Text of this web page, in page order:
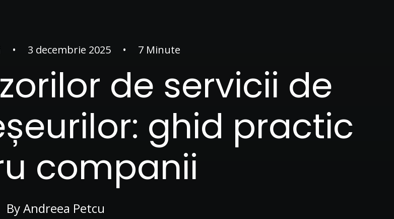
• 3 decembrie 2025 • 7 Minute
de servicii de
ghid practic
companii
ByAndreea Petcu